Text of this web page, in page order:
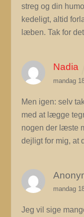
streg og din
kedeligt, altid
læben. Tak for
Nadia
mandag
Men igen: selv
med at lægge
nogen der læste
dejligt for mig, at
mandag
Jeg vil sige